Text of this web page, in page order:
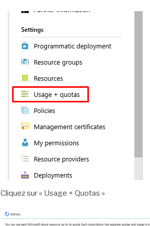
Cliquez sur « Usage + Quotas »